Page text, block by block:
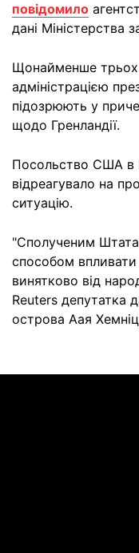
повідомило
дані Міністерства
Щонайменше трьох
адміністрацією
підозрюють у
щодо Гренландії.
Посольство США в
відреагувало на
ситуацію.
"Сполученим
способом
винятково від
Reuters депутатка
острова Аая